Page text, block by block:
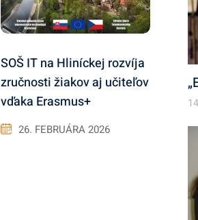
SOŠ IT na Hliníckej rozvíja
zručnosti žiakov aj učiteľov
vďaka Erasmus+
26. FEBRUÁRA 2026